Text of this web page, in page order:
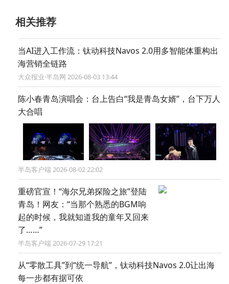
相关推荐
当AI进入工作流：钛动科技Navos 2.0用多智能体重构出
海营销全链路
大众报业·半岛网 2026-08-03 13:44
陈小春青岛演唱会：台上告白“我是青岛女婿”，台下万人
大合唱
半岛客户端 2026-08-02 22:02
重磅官宣！“海尔兄弟探险之旅”登陆
青岛！网友：“当那个熟悉的BGM响
起的时候，我就知道我的童年又回来
了……”
半岛客户端 2026-07-29 17:21
从“零散工具”到“统一导航”，钛动科技Navos 2.0让出海
每一步都有据可依